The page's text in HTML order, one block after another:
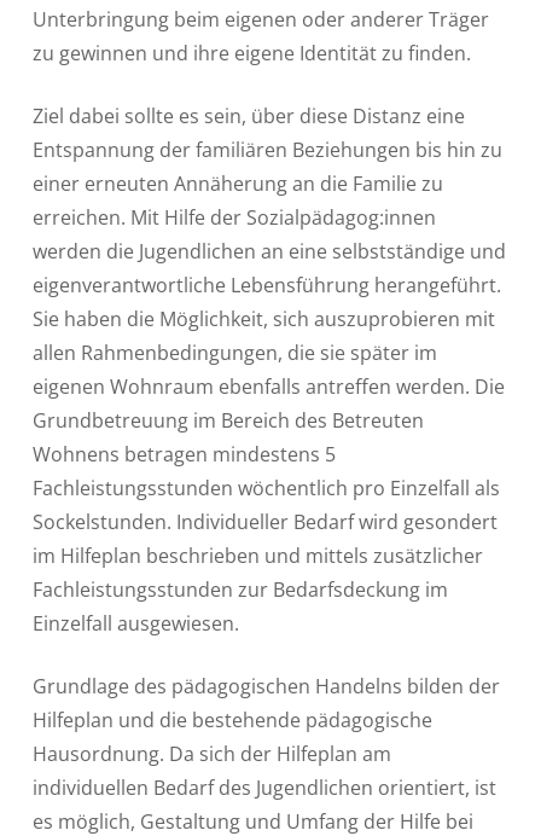
Unterbringung beim eigenen oder anderer Träger
zu gewinnen und ihre eigene Identität zu finden.
Ziel dabei sollte es sein, über diese Distanz eine
Entspannung der familiären Beziehungen bis hin zu
einer erneuten Annäherung an die Familie zu
erreichen. Mit Hilfe der Sozialpädagog:innen
werden die Jugendlichen an eine selbstständige und
eigenverantwortliche Lebensführung herangeführt.
Sie haben die Möglichkeit, sich auszuprobieren mit
allen Rahmenbedingungen, die sie später im
eigenen Wohnraum ebenfalls antreffen werden. Die
Grundbetreuung im Bereich des Betreuten
Wohnens betragen mindestens 5
Fachleistungsstunden wöchentlich pro Einzelfall als
Sockelstunden. Individueller Bedarf wird gesondert
im Hilfeplan beschrieben und mittels zusätzlicher
Fachleistungsstunden zur Bedarfsdeckung im
Einzelfall ausgewiesen.
Grundlage des pädagogischen Handelns bilden der
Hilfeplan und die bestehende pädagogische
Hausordnung. Da sich der Hilfeplan am
individuellen Bedarf des Jugendlichen orientiert, ist
es möglich, Gestaltung und Umfang der Hilfe bei